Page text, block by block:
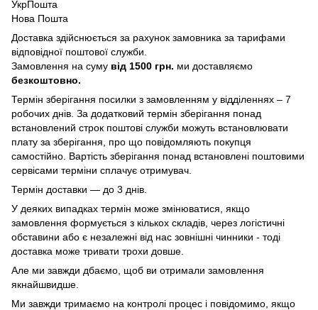
УкрПошта
Нова Пошта
Доставка здійснюється за рахунок замовника за тарифами
відповідної поштової служби.
Замовлення на суму від 1500 грн. ми доставляємо
безкоштовно.
Термін зберігання посилки з замовленням у відділеннях – 7
робочих днів. За додатковий термін зберігання понад
встановлений строк поштові служби можуть встановлювати
плату за зберігання, про що повідомляють покупця
самостійно. Вартість зберігання понад вcтановлені поштовими
сервісами терміни сплачує отримувач.
Термін доставки — до 3 днів.
У деяких випадках термін може змінюватися, якщо
замовлення формується з кількох складів, через логістичні
обставини або є незалежні від нас зовнішні чинники - тоді
доставка може тривати трохи довше.
Але ми завжди дбаємо, щоб ви отримали замовлення
якнайшвидше.
Ми завжди тримаємо на контролі процес і повідомимо, якщо